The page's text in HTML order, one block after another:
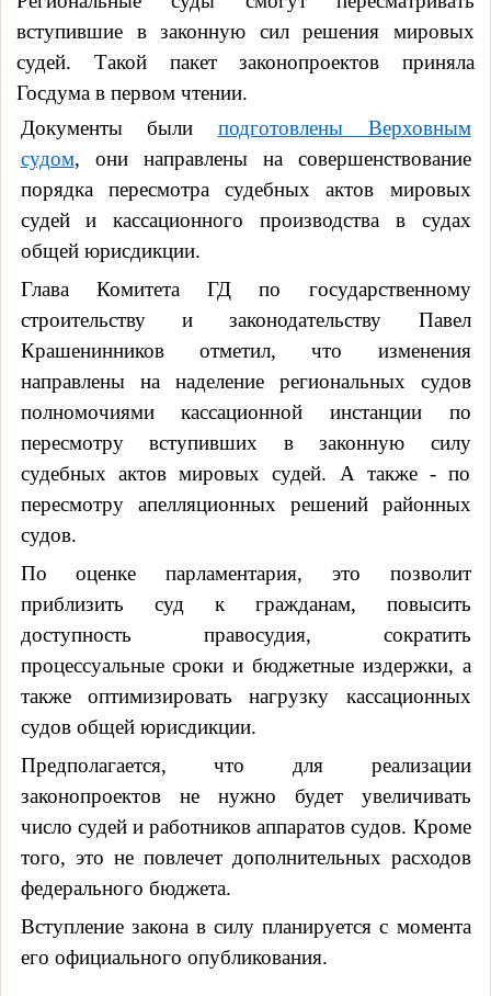
вступившие в законную сил решения мировых
судей. Такой пакет законопроектов приняла
Госдума в первом чтении.
Документы были подготовлены Верховным
судом, они направлены на совершенствование
порядка пересмотра судебных актов мировых
судей и кассационного производства в судах
общей юрисдикции.
Глава Комитета ГД по государственному
строительству и законодательству Павел
Крашенинников отметил, что изменения
направлены на наделение региональных судов
полномочиями кассационной инстанции по
пересмотру вступивших в законную силу
судебных актов мировых судей. А также - по
пересмотру апелляционных решений районных
судов.
По оценке парламентария, это позволит
приблизить суд к гражданам, повысить
доступность правосудия, сократить
процессуальные сроки и бюджетные издержки, а
также оптимизировать нагрузку кассационных
судов общей юрисдикции.
Предполагается, что для реализации
законопроектов не нужно будет увеличивать
число судей и работников аппаратов судов. Кроме
того, это не повлечет дополнительных расходов
федерального бюджета.
Вступление закона в силу планируется с момента
его официального опубликования.